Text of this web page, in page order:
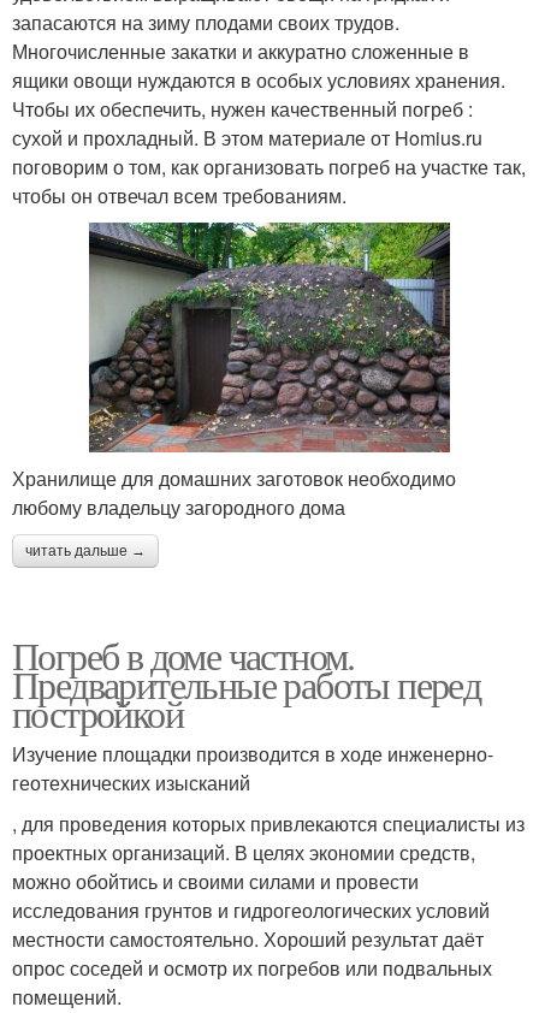
запасаются на зиму плодами своих трудов.
Многочисленные закатки и аккуратно сложенные в
ящики овощи нуждаются в особых условиях хранения.
Чтобы их обеспечить, нужен качественный погреб :
сухой и прохладный. В этом материале от Homius.ru
поговорим о том, как организовать погреб на участке так,
чтобы он отвечал всем требованиям.
Хранилище для домашних заготовок необходимо
любому владельцу загородного дома
читать дальше →
Погреб в доме частном.
Предварительные работы перед
постройкой
Изучение площадки производится в ходе инженерно-
геотехнических изысканий
, для проведения которых привлекаются специалисты из
проектных организаций. В целях экономии средств,
можно обойтись и своими силами и провести
исследования грунтов и гидрогеологических условий
местности самостоятельно. Хороший результат даёт
опрос соседей и осмотр их погребов или подвальных
помещений.